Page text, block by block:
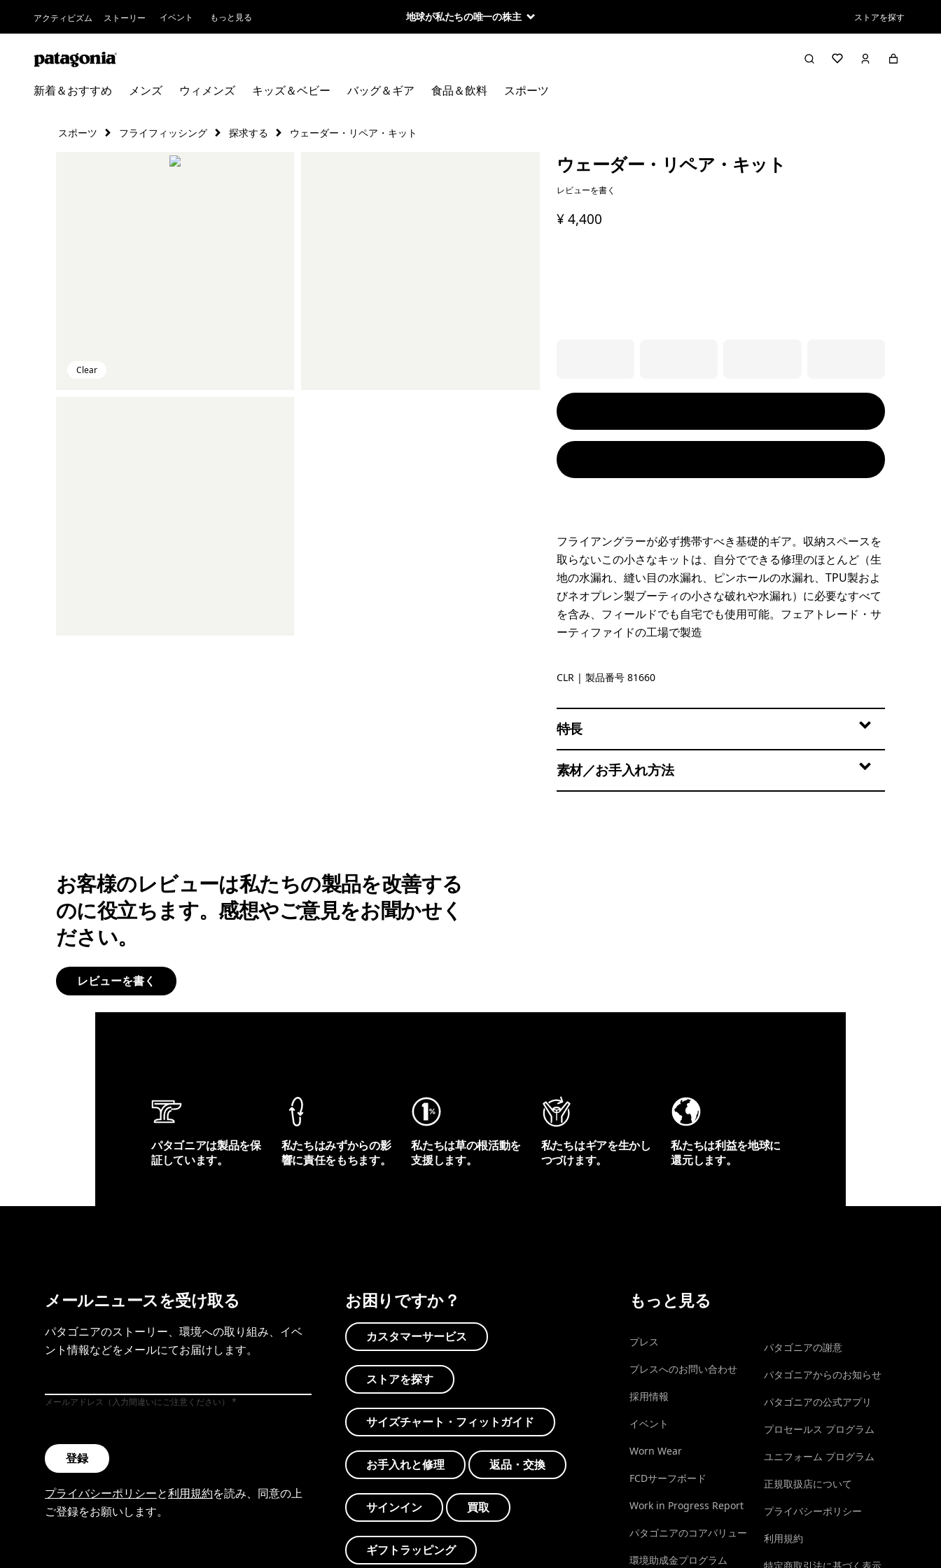
アクティビズム ストーリー イベント もっと見る 地球が私たちの唯一の株主 ストアを探す
新着＆おすすめ メンズ ウィメンズ キッズ＆ベビー バッグ＆ギア 食品＆飲料 スポーツ
スポーツ フライフィッシング 探求する ウェーダー・リペア・キット
Clear
ウェーダー・リペア・キット
レビューを書く
¥ 4,400
フライアングラーが必ず携帯すべき基礎的ギア。収納スペースを
取らないこの小さなキットは、自分でできる修理のほとんど（生
地の水漏れ、縫い目の水漏れ、ピンホールの水漏れ、TPU製およ
びネオプレン製ブーティの小さな破れや水漏れ）に必要なすべて
を含み、フィールドでも自宅でも使用可能。フェアトレード・サ
ーティファイドの工場で製造
Clear
CLR | 製品番号 81660
特長
素材／お手入れ方法
お客様のレビューは私たちの製品を改善する
のに役立ちます。感想やご意見をお聞かせく
ださい。
レビューを書く
パタゴニアは製品を保
証しています。
私たちはみずからの影
響に責任をもちます。
私たちは草の根活動を
支援します。
私たちはギアを生かし
つづけます。
私たちは利益を地球に
還元します。
メールニュースを受け取る
パタゴニアのストーリー、環境への取り組み、イベ
ント情報などをメールにてお届けします。
メールアドレス（入力間違いにご注意ください）
登録
プライバシーポリシーと利用規約を読み、同意の上
ご登録をお願いします。
お困りですか？
カスタマーサービス
ストアを探す
サイズチャート・フィットガイド
お手入れと修理 返品・交換
サインイン 買取
ギフトラッピング
もっと見る
プレス
プレスへのお問い合わせ
採用情報
イベント
Worn Wear
FCDサーフボード
Work in Progress Report
パタゴニアのコアバリュー
環境助成金プログラム
パタゴニアの謝意
パタゴニアからのお知らせ
パタゴニアの公式アプリ
プロセールス プログラム
ユニフォーム プログラム
正規取扱店について
プライバシーポリシー
利用規約